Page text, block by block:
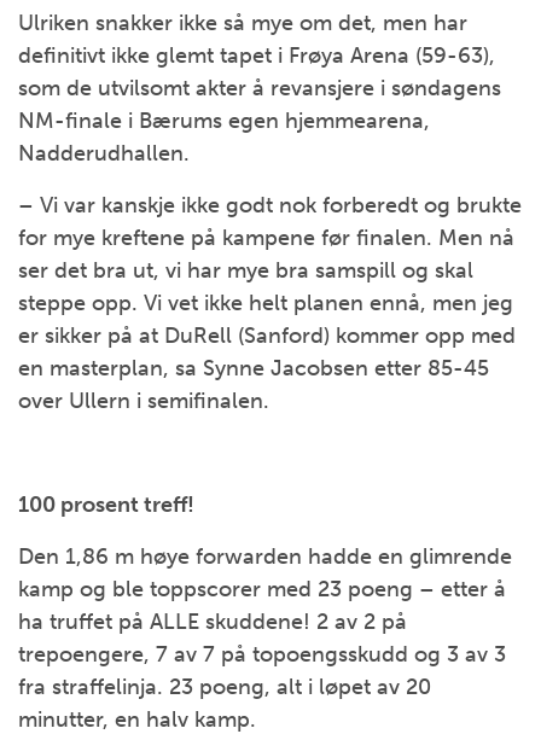
Ulriken snakker ikke så mye om det, men har
definitivt ikke glemt tapet i Frøya Arena (59-63),
som de utvilsomt akter å revansjere i søndagens
NM-finale i Bærums egen hjemmearena,
Nadderudhallen.
– Vi var kanskje ikke godt nok forberedt og brukte
for mye kreftene på kampene før finalen. Men nå
ser det bra ut, vi har mye bra samspill og skal
steppe opp. Vi vet ikke helt planen ennå, men jeg
er sikker på at DuRell (Sanford) kommer opp med
en masterplan, sa Synne Jacobsen etter 85-45
over Ullern i semifinalen.
100 prosent treff!
Den 1,86 m høye forwarden hadde en glimrende
kamp og ble toppscorer med 23 poeng – etter å
ha truffet på ALLE skuddene! 2 av 2 på
trepoengere, 7 av 7 på topoengsskudd og 3 av 3
fra straffelinja. 23 poeng, alt i løpet av 20
minutter, en halv kamp.